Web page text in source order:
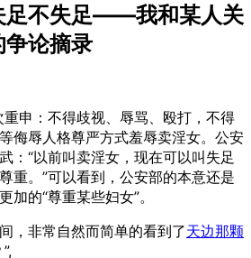
足不失足——我和某人关
论摘录
重申：不得歧视、辱骂、殴打，不得
侮辱人格尊严方式羞辱卖淫女。公安
：“以前叫卖淫女，现在可以叫失足
重。”可以看到，公安部的本意还是
的“尊重某些妇女”。
，非常自然而简单的看到了天边那颗
”,